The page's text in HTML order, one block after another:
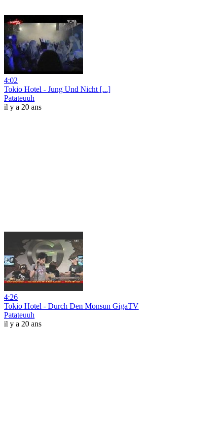
4:02
Tokio Hotel - Jung Und Nicht [...]
Patateuuh
il y a 20 ans
4:26
Tokio Hotel - Durch Den Monsun GigaTV
Patateuuh
il y a 20 ans